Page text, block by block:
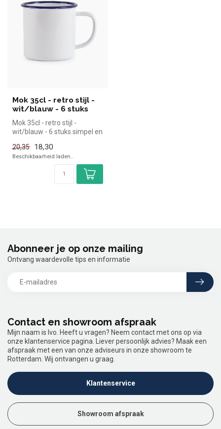
Mok 35cl - retro stijl -
wit/blauw - 6 stuks
Mok 35cl - retro stijl -
wit/blauw - 6 stuks simpel en
20,35
18,30
Beschikbaarheid laden..
Contact en showroom afspraak
Mijn naam is Ivo. Heeft u vragen? Neem contact met ons op via
onze klantenservice pagina. Liever persoonlijk advies? Maak een
afspraak met een van onze adviseurs in onze showroom te
Rotterdam. Wij ontvangen u graag.
Klantenservice
Showroom afspraak
Abonneer je op onze mailing
Ontvang waardevolle tips en informatie